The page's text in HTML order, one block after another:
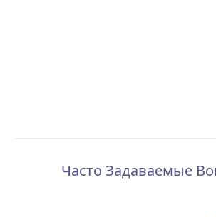
Часто Задаваемые